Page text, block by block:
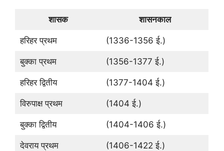
शासक शासनकाल
हरिहर प्रथम (1336-1356 ई.)
बुक्का प्रथम (1356-1377 ई.)
हरिहर द्वितीय (1377-1404 ई.)
विरुपाक्ष प्रथम (1404 ई.)
बुक्का द्वितीय (1404-1406 ई.)
देवराय प्रथम (1406-1422 ई.)